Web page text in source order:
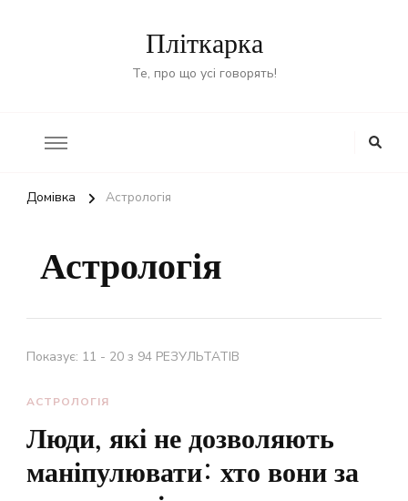
Пліткарка
Те, про що усі говорять!
Домівка Астрологія
Астрологія
Показує: 11 - 20 з 94 РЕЗУЛЬТАТІВ
АСТРОЛОГІЯ
Люди, які не дозволяють
маніпулювати: хто вони за